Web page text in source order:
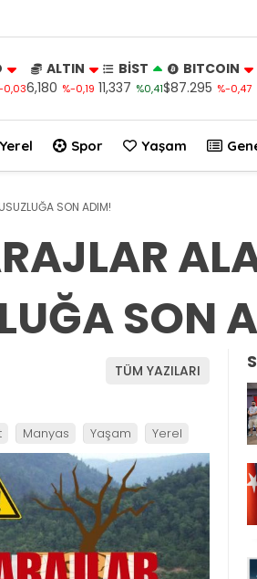
0,03
ALTIN
6,180 %-0,19
BİST
11,337 %0,41
BITCOIN
$87.295 %-0,47
Yerel Spor Yaşam
SON ADIM!
SON
TÜM YAZILARI
Manyas Yaşam Yerel